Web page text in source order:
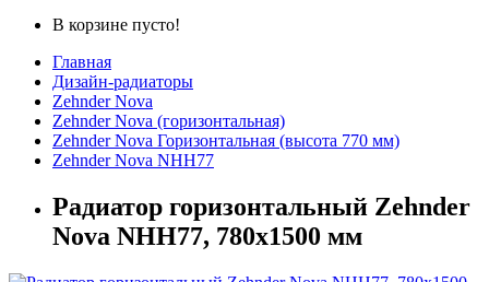
В корзине пусто!
Главная
Дизайн-радиаторы
Zehnder Nova
Zehnder Nova (горизонтальная)
Zehnder Nova Горизонтальная (высота 770 мм)
Zehnder Nova NHH77
Радиатор горизонтальный Zehnder
Nova NHH77, 780х1500 мм